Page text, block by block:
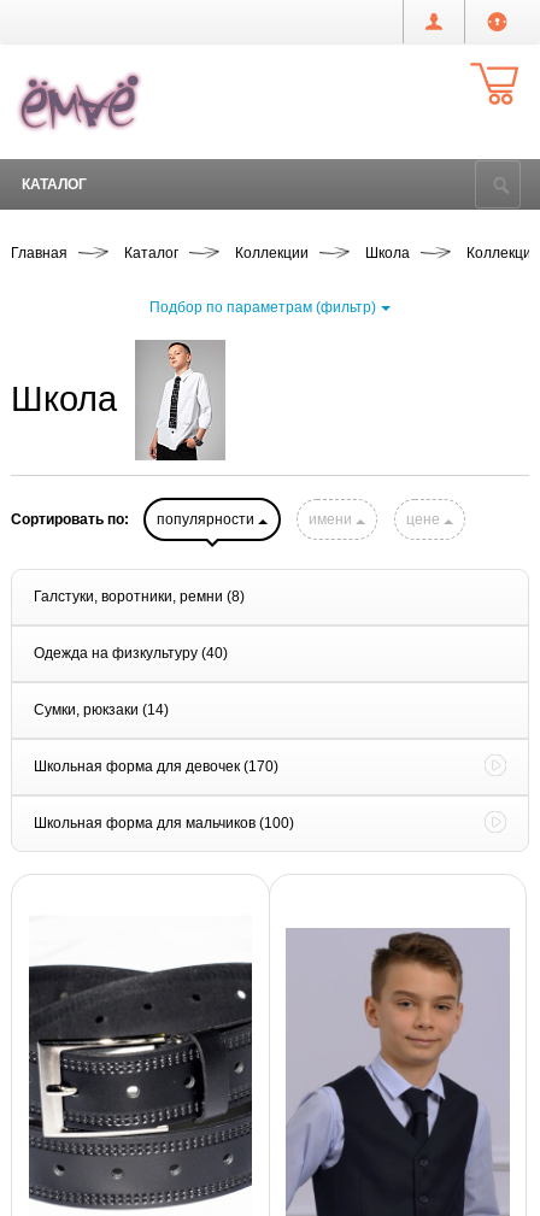
КАТАЛОГ
Главная Каталог Коллекции Школа Коллекции
Подбор по параметрам (фильтр)
Школа
Сортировать по: популярности имени цене
Галстуки, воротники, ремни (8)
Одежда на физкультуру (40)
Сумки, рюкзаки (14)
Школьная форма для девочек (170)
Школьная форма для мальчиков (100)